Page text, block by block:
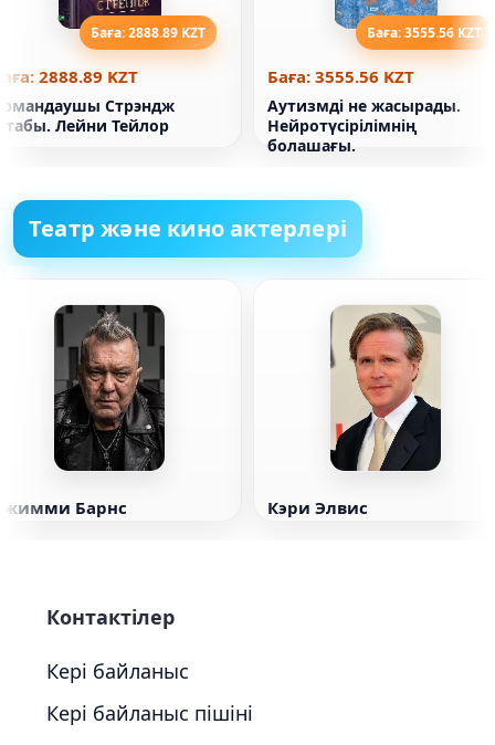
Баға: 2888.89 KZT
2888.89 KZT
Стрэндж
Лейни Тейлор
Баға: 3555.56 KZT
Баға: 3555.56 KZT
Аутизмді не жасырады.
Нейротүсірілімнің
болашағы.
Театр және кино актерлері
Барнс Кэри Элвис
Контактілер
Кері байланыс
Кері байланыс пішіні